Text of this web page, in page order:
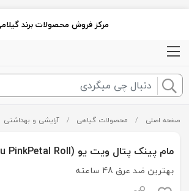
مرکز فروش محصولات برند
صفحه اصلی / محصولات گیاهی / آرایشی و بهداشتی
مام پینک پتال ویت یو (With You PinkPetal Roll)
بهترین ضد عرق 48 ساعته